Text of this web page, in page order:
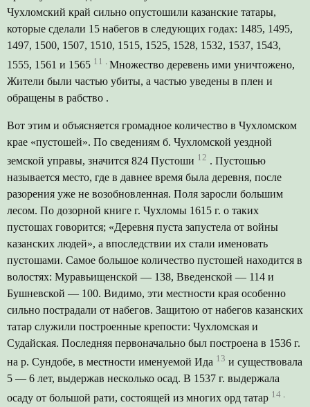
Чухломский край сильно опустошили казанские татары,
которые сделали 15 набегов в следующих годах: 1485, 1495,
1497, 1500, 1507, 1510, 1515, 1525, 1528, 1532, 1537, 1543,
1555, 1561 и 1565 11
Множество деревень ими уничтожено,
Жители были частью убиты, а частью уведены в плен и
обращены в рабство .
Вот этим и объясняется громадное количество в Чухломском
крае «пустошей». По сведениям б. Чухломской уездной
земской управы, значится 824 Пустоши 12 . Пустошью
называется место, где в давнее время была деревня, после
разорения уже не возобновленная. Поля заросли большим
лесом. По дозорной книге г. Чухломы 1615 г. о таких
пустошах говорится; «Деревня пуста запустела от войны
казанских людей», а впоследствии их стали именовать
пустошами. Самое большое количество пустошей находится в
волостях: Муравьищенской — 138, Введенской — 114 и
Бушневской — 100. Видимо, эти местности края особенно
сильно пострадали от набегов. Защитою от набегов казанских
татар служили построенные крепости: Чухломская и
Судайская. Последняя первоначально был построена в 1536 г.
на р. Сундобе, в местности именуемой Ида 13 и существовала
5 — 6 лет, выдержав несколько осад. В 1537 г. выдержала
осаду от большой рати, состоящей из многих орд татар 14.